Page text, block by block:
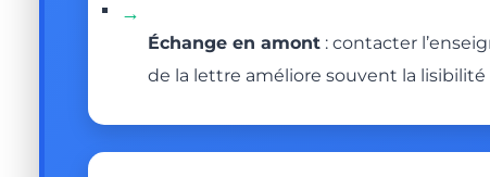
→
Échange en amont : contacter
de la lettre améliore souvent la